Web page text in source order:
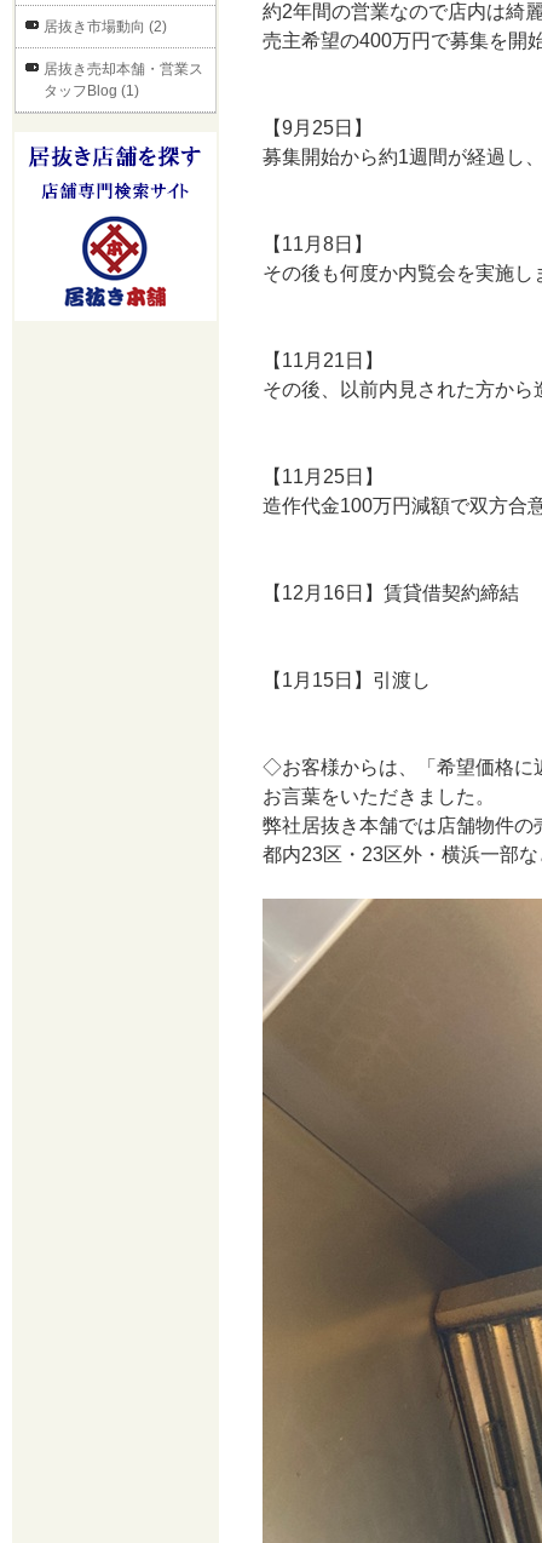
約2年間の営業なので店内は綺
売主希望の400万円で募集を開
【9月25日】
募集開始から約1週間が経過し
【11月8日】
その後も何度か内覧会を実施
【11月21日】
その後、以前内見された方か
【11月25日】
造作代金100万円減額で双方合
【12月16日】賃貸借契約締結
【1月15日】引渡し
◇お客様からは、「希望価格に
お言葉をいただきました。
弊社居抜き本舗では店舗物件
都内23区・23区外・横浜一部
居抜き市場動向 (2)
居抜き売却本舗・営業ス
タッフBlog (1)